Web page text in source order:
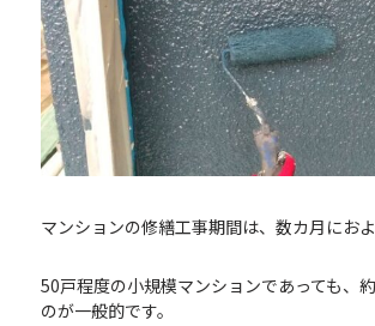
マンションの修繕工事期間は、数カ月におよ
50戸程度の小規模マンションであっても、
のが一般的です。